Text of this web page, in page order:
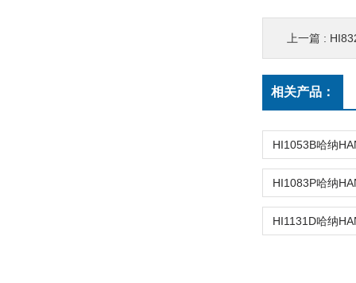
上一篇 :
相关产品：